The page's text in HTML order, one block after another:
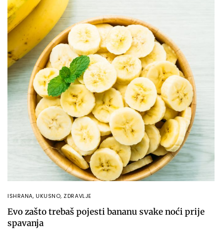
ISHRANA, UKUSNO, ZDRAVLJE
Evo zašto trebaš pojesti bananu svake noći prije
spavanja